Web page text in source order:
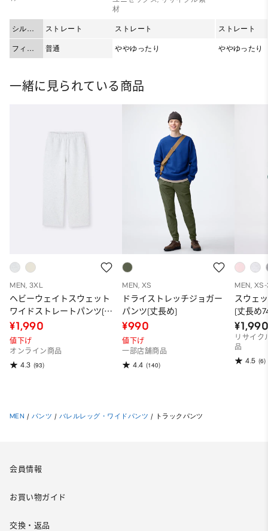
シルエ
ット
ストレート
フィッ
ト
普通
材
ストレート
ややゆったり
ストレート
ややゆったり
一緒に見られている商品
MEN, 3XL
ヘビーウェイトスウェット
ワイドストレートパンツ(丈
長め77.0～81.0cm)
¥1,990
値下げ
オンライン商品
4.3 (93)
MEN, XS
ドライストレッチジョガー
パンツ(丈長め)
¥990
値下げ
一部店舗商品
4.4 (140)
MEN,
スウェ
(丈長め
リサイク
品
4.5 (6)
MEN / パンツ / バレルレッグ・ワイドパンツ / トラックパンツ
会員情報
お買い物ガイド
交換・返品